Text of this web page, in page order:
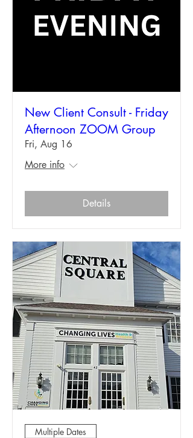
New Client Consult - Friday
Afternoon ZOOM Group
Fri, Aug 16
More info
Details
Multiple Dates